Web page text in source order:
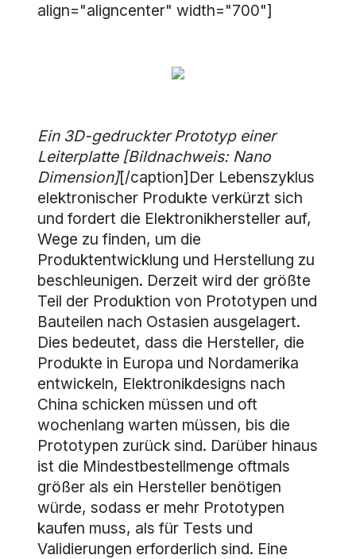
align="aligncenter" width="700"]
Ein 3D-gedruckter Prototyp einer
Leiterplatte [Bildnachweis: Nano
Dimension][/caption]Der Lebenszyklus
elektronischer Produkte verkürzt sich
und fordert die Elektronikhersteller auf,
Wege zu finden, um die
Produktentwicklung und Herstellung zu
beschleunigen. Derzeit wird der größte
Teil der Produktion von Prototypen und
Bauteilen nach Ostasien ausgelagert.
Dies bedeutet, dass die Hersteller, die
Produkte in Europa und Nordamerika
entwickeln, Elektronikdesigns nach
China schicken müssen und oft
wochenlang warten müssen, bis die
Prototypen zurück sind. Darüber hinaus
ist die Mindestbestellmenge oftmals
größer als ein Hersteller benötigen
würde, sodass er mehr Prototypen
kaufen muss, als für Tests und
Validierungen erforderlich sind. Eine